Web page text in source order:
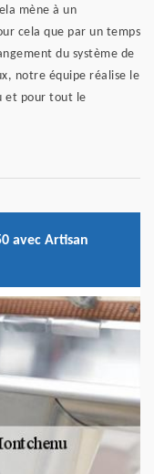
mène à un
cela que par un temps
du système de
notre équipe réalise le
et pour tout le
avec Artisan